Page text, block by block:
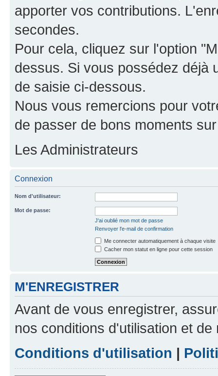
apporter vos contributions.
secondes.
Pour cela, cliquez sur l'option
dessus. Si vous possédez déjà
de saisie ci-dessous.
Nous vous remercions pour
de passer de bons moments
Les Administrateurs
Connexion
Nom d'utilisateur:
Mot de passe:
J'ai oublié mon mot de passe
Renvoyer l'e-mail de confirmation
Me connecter automatiquement à chaque visite
Cacher mon statut en ligne pour cette session
M'ENREGISTRER
Avant de vous enregistrer,
nos conditions d'utilisation et
Conditions d'utilisation |